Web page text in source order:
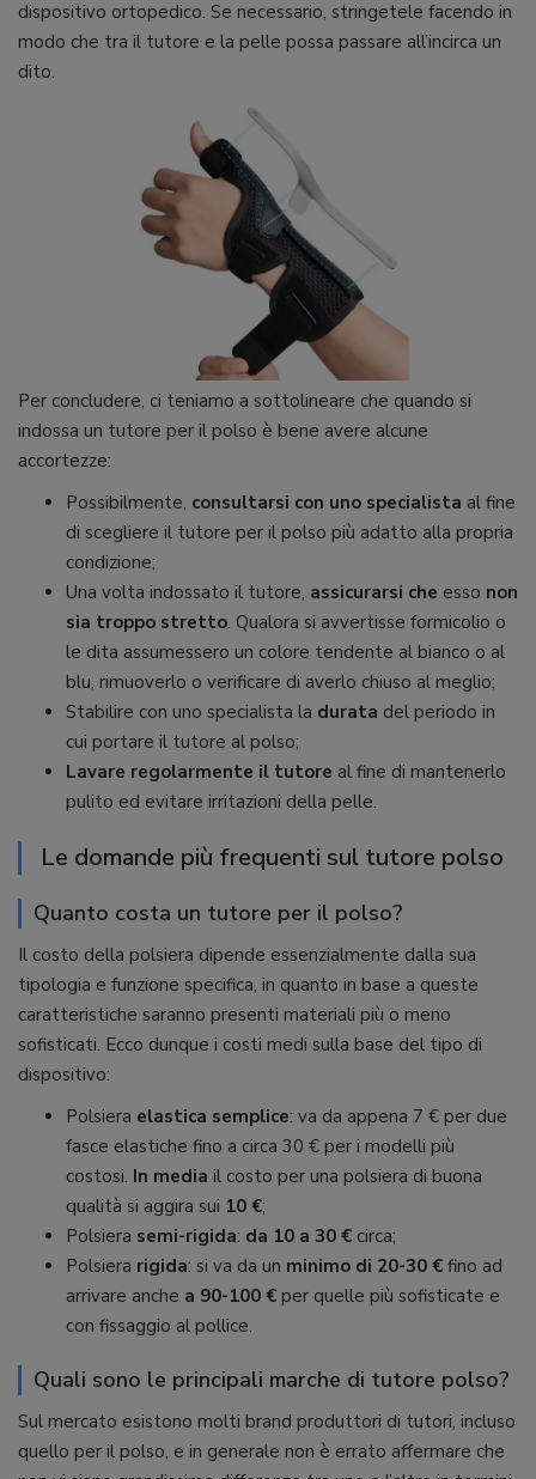
dispositivo ortopedico. Se necessario, stringetele facendo in
modo che tra il tutore e la pelle possa passare all’incirca un
dito.
Per concludere, ci teniamo a sottolineare che quando si
indossa un tutore per il polso è bene avere alcune
accortezze:
Possibilmente, consultarsi con uno specialista al fine
di scegliere il tutore per il polso più adatto alla propria
condizione;
Una volta indossato il tutore, assicurarsi che esso non
sia troppo stretto. Qualora si avvertisse formicolio o
le dita assumessero un colore tendente al bianco o al
blu, rimuoverlo o verificare di averlo chiuso al meglio;
Stabilire con uno specialista la durata del periodo in
cui portare il tutore al polso;
Lavare regolarmente il tutore al fine di mantenerlo
pulito ed evitare irritazioni della pelle.
Le domande più frequenti sul tutore polso
Quanto costa un tutore per il polso?
Il costo della polsiera dipende essenzialmente dalla sua
tipologia e funzione specifica, in quanto in base a queste
caratteristiche saranno presenti materiali più o meno
sofisticati. Ecco dunque i costi medi sulla base del tipo di
dispositivo:
Polsiera elastica semplice: va da appena 7 € per due
fasce elastiche fino a circa 30 € per i modelli più
costosi. In media il costo per una polsiera di buona
qualità si aggira sui 10 €;
Polsiera semi-rigida: da 10 a 30 € circa;
Polsiera rigida: si va da un minimo di 20-30 € fino ad
arrivare anche a 90-100 € per quelle più sofisticate e
con fissaggio al pollice.
Quali sono le principali marche di tutore polso?
Sul mercato esistono molti brand produttori di tutori, incluso
quello per il polso, e in generale non è errato affermare che